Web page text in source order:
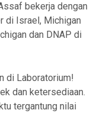
bekerja dengan
di Israel, Michigan
dan DNAP di
di Laboratorium!
dan ketersediaan.
tergantung nilai